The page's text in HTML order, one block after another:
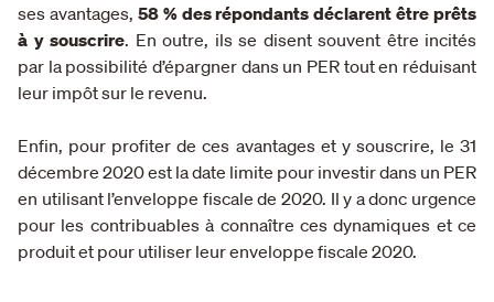
ses avantages, 58 % des répondants déclarent être prêts
à y souscrire. En outre, ils se disent souvent être incités
par la possibilité d’épargner dans un PER tout en réduisant
leur impôt sur le revenu.
Enfin, pour profiter de ces avantages et y souscrire, le 31
décembre 2020 est la date limite pour investir dans un PER
en utilisant l’enveloppe fiscale de 2020. Il y a donc urgence
pour les contribuables à connaître ces dynamiques et ce
produit et pour utiliser leur enveloppe fiscale 2020.